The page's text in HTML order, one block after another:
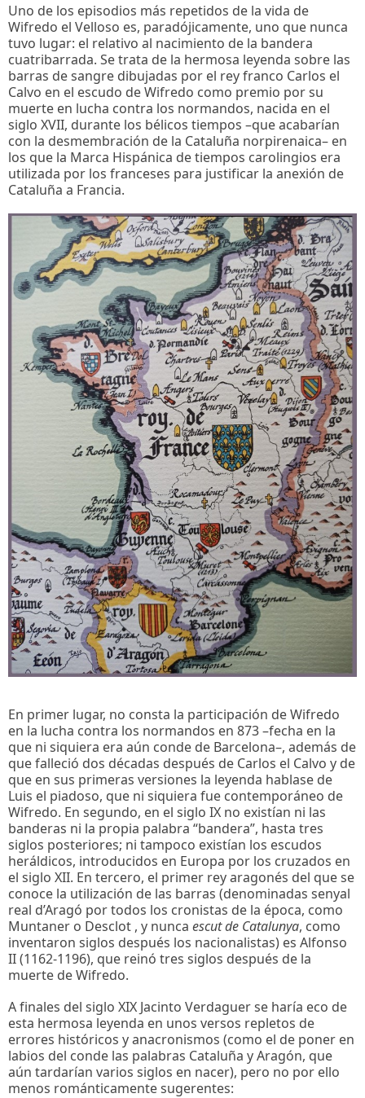
Uno de los episodios más repetidos de la vida de
Wifredo el Velloso es, paradójicamente, uno que nunca
tuvo lugar: el relativo al nacimiento de la bandera
cuatribarrada. Se trata de la hermosa leyenda sobre las
barras de sangre dibujadas por el rey franco Carlos el
Calvo en el escudo de Wifredo como premio por su
muerte en lucha contra los normandos, nacida en el
siglo XVII, durante los bélicos tiempos –que acabarían
con la desmembración de la Cataluña norpirenaica– en
los que la Marca Hispánica de tiempos carolingios era
utilizada por los franceses para justificar la anexión de
Cataluña a Francia.
En primer lugar, no consta la participación de Wifredo
en la lucha contra los normandos en 873 –fecha en la
que ni siquiera era aún conde de Barcelona–, además de
que falleció dos décadas después de Carlos el Calvo y de
que en sus primeras versiones la leyenda hablase de
Luis el piadoso, que ni siquiera fue contemporáneo de
Wifredo. En segundo, en el siglo IX no existían ni las
banderas ni la propia palabra “bandera”, hasta tres
siglos posteriores; ni tampoco existían los escudos
heráldicos, introducidos en Europa por los cruzados en
el siglo XII. En tercero, el primer rey aragonés del que se
conoce la utilización de las barras (denominadas senyal
real d’Aragó por todos los cronistas de la época, como
Muntaner o Desclot , y nunca escut de Catalunya, como
inventaron siglos después los nacionalistas) es Alfonso
II (1162-1196), que reinó tres siglos después de la
muerte de Wifredo.
A finales del siglo XIX Jacinto Verdaguer se haría eco de
esta hermosa leyenda en unos versos repletos de
errores históricos y anacronismos (como el de poner en
labios del conde las palabras Cataluña y Aragón, que
aún tardarían varios siglos en nacer), pero no por ello
menos románticamente sugerentes: